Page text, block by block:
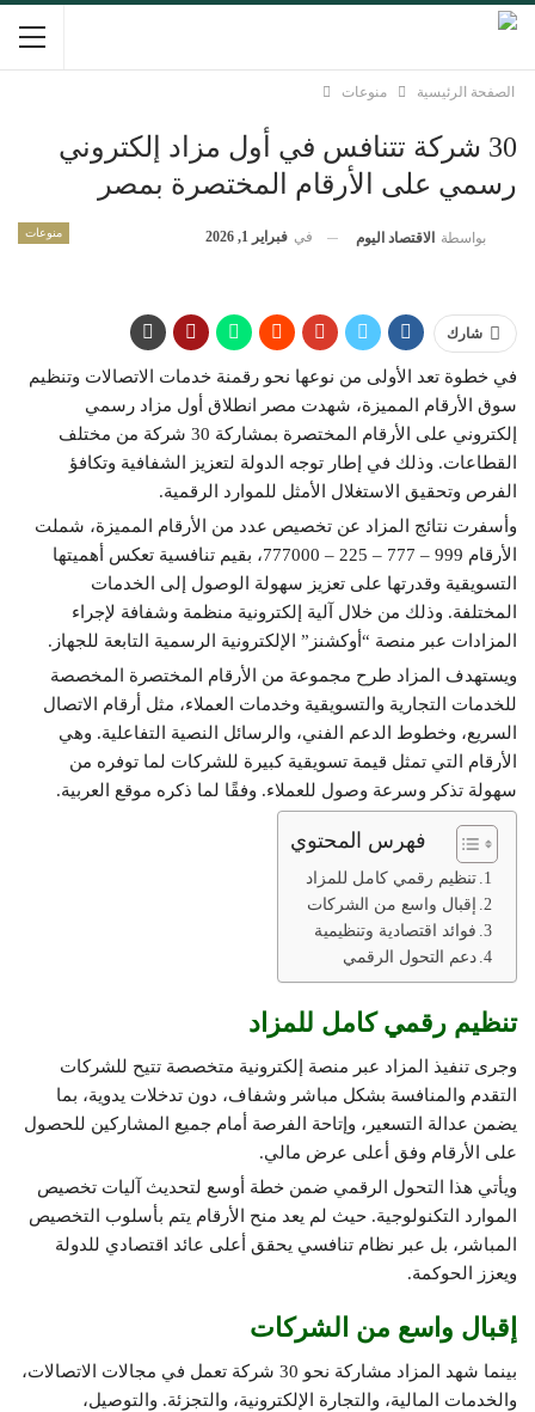
الصفحة الرئيسية منوعات
30 شركة تتنافس في أول مزاد إلكتروني
رسمي على الأرقام المختصرة بمصر
منوعات بواسطة الاقتصاد اليوم في فبراير 1, 2026
شارك
في خطوة تعد الأولى من نوعها نحو رقمنة خدمات الاتصالات وتنظيم
سوق الأرقام المميزة، شهدت مصر انطلاق أول مزاد رسمي
إلكتروني على الأرقام المختصرة بمشاركة 30 شركة من مختلف
القطاعات. وذلك في إطار توجه الدولة لتعزيز الشفافية وتكافؤ
الفرص وتحقيق الاستغلال الأمثل للموارد الرقمية.
وأسفرت نتائج المزاد عن تخصيص عدد من الأرقام المميزة، شملت
الأرقام 999 – 777 – 225 – 777000، بقيم تنافسية تعكس أهميتها
التسويقية وقدرتها على تعزيز سهولة الوصول إلى الخدمات
المختلفة. وذلك من خلال آلية إلكترونية منظمة وشفافة لإجراء
المزادات عبر منصة “أوكشنز” الإلكترونية الرسمية التابعة للجهاز.
ويستهدف المزاد طرح مجموعة من الأرقام المختصرة المخصصة
للخدمات التجارية والتسويقية وخدمات العملاء، مثل أرقام الاتصال
السريع، وخطوط الدعم الفني، والرسائل النصية التفاعلية. وهي
الأرقام التي تمثل قيمة تسويقية كبيرة للشركات لما توفره من
سهولة تذكر وسرعة وصول للعملاء. وفقًا لما ذكره موقع العربية.
فهرس المحتوي
تنظيم رقمي كامل للمزاد
إقبال واسع من الشركات
فوائد اقتصادية وتنظيمية
دعم التحول الرقمي
تنظيم رقمي كامل للمزاد
وجرى تنفيذ المزاد عبر منصة إلكترونية متخصصة تتيح للشركات
التقدم والمنافسة بشكل مباشر وشفاف، دون تدخلات يدوية، بما
يضمن عدالة التسعير، وإتاحة الفرصة أمام جميع المشاركين للحصول
على الأرقام وفق أعلى عرض مالي.
ويأتي هذا التحول الرقمي ضمن خطة أوسع لتحديث آليات تخصيص
الموارد التكنولوجية. حيث لم يعد منح الأرقام يتم بأسلوب التخصيص
المباشر، بل عبر نظام تنافسي يحقق أعلى عائد اقتصادي للدولة
ويعزز الحوكمة.
إقبال واسع من الشركات
بينما شهد المزاد مشاركة نحو 30 شركة تعمل في مجالات الاتصالات،
والخدمات المالية، والتجارة الإلكترونية، والتجزئة. والتوصيل،